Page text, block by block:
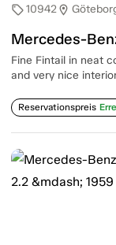
sell10942location_on
Mercedes-
Fine Fintail in neat
and very nice
Reservationspreis